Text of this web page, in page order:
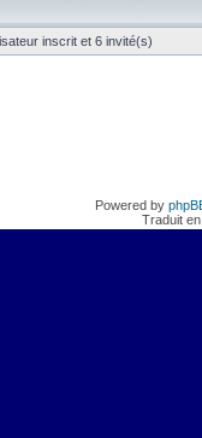
inscrit et 6 invité(s)
Powered by
Traduit